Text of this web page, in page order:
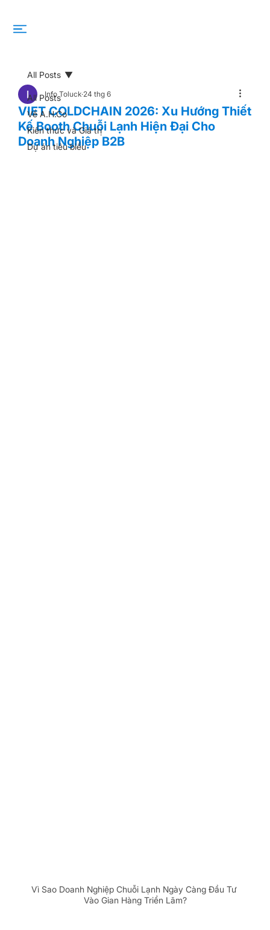
All Posts
Về A.H.Co
Kiến thức và Giá trị
Dự án tiêu biểu
All Posts
VIET COLDCHAIN 2026: Xu Hướng Thiết
Kế Booth Chuỗi Lạnh Hiện Đại Cho
Doanh Nghiệp B2B
Info Toluck 24 thg 6
Vì Sao Doanh Nghiệp Chuỗi Lạnh Ngày Càng Đầu Tư
Vào Gian Hàng Triển Lãm?